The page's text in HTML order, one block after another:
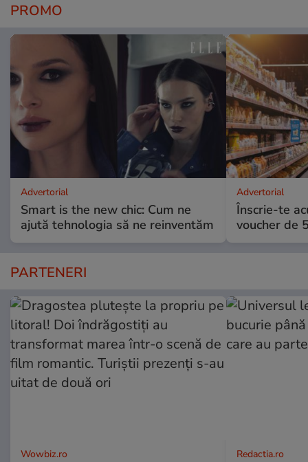
PROMO
Advertorial
Smart is the new chic: Cum ne
ajută tehnologia să ne reinventăm
Advertorial
Înscrie-te
voucher de
PARTENERI
Wowbiz.ro Redactia.ro